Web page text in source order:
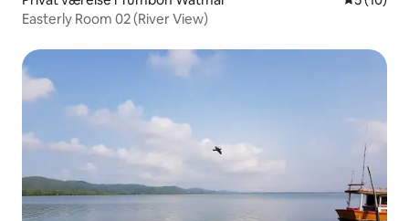
Easterly Room 02 (River View)